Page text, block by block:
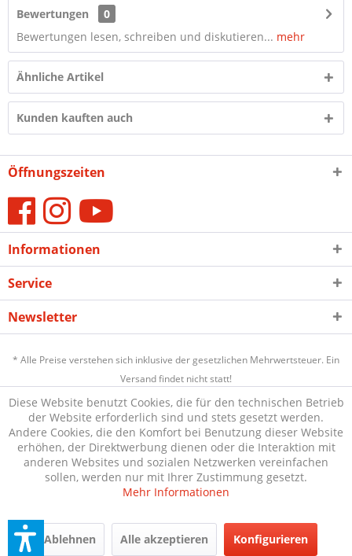
Bewertungen
0
Bewertungen lesen, schreiben und diskutieren... mehr
Ähnliche Artikel
Kunden kauften auch
Öffnungszeiten
Informationen
Service
Newsletter
* Alle Preise verstehen sich inklusive der gesetzlichen Mehrwertsteuer. Ein
Versand findet nicht statt!
Diese Website benutzt Cookies, die für den technischen Betrieb
der Website erforderlich sind und stets gesetzt werden.
Andere Cookies, die den Komfort bei Benutzung dieser Website
erhöhen, der Direktwerbung dienen oder die Interaktion mit
anderen Websites und sozialen Netzwerken vereinfachen
sollen, werden nur mit Ihrer Zustimmung gesetzt.
Mehr Informationen
Ablehnen Alle akzeptieren Konfigurieren